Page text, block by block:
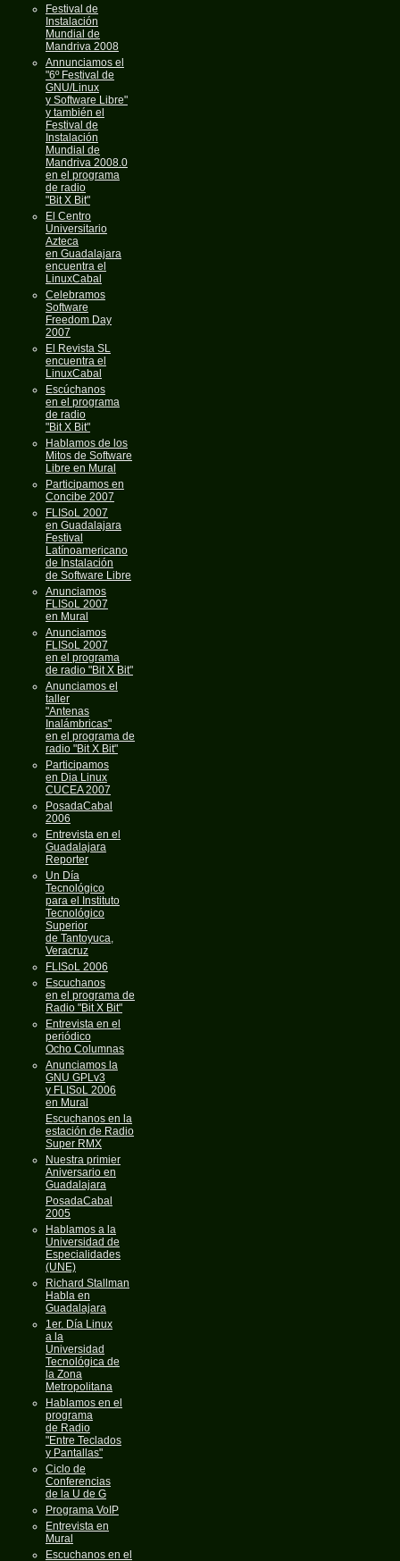
Festival de
Instalación
Mundial de
Mandriva 2008
Annunciamos el
"6º Festival de
GNU/Linux
y Software Libre"
y también el
Festival de
Instalación
Mundial de
Mandriva 2008.0
en el programa
de radio
"Bit X Bit"
El Centro
Universitario
Azteca
en Guadalajara
encuentra el
LinuxCabal
Celebramos
Software
Freedom Day
2007
El Revista SL
encuentra el
LinuxCabal
Escúchanos
en el programa
de radio
"Bit X Bit"
Hablamos de los
Mitos de Software
Libre en Mural
Participamos en
Concibe 2007
FLISoL 2007
en Guadalajara
Festival
Latínoamericano
de Instalación
de Software Libre
Anunciamos
FLISoL 2007
en Mural
Anunciamos
FLISoL 2007
en el programa
de radio "Bit X Bit"
Anunciamos el
taller
"Antenas
Inalámbricas"
en el programa de
radio "Bit X Bit"
Participamos
en Dia Linux
CUCEA 2007
PosadaCabal
2006
Entrevista en el
Guadalajara
Reporter
Un Día
Tecnológico
para el Instituto
Tecnológico
Superior
de Tantoyuca,
Veracruz
FLISoL 2006
Escuchanos
en el programa de
Radio "Bit X Bit"
Entrevista en el
periódico
Ocho Columnas
Anunciamos la
GNU GPLv3
y FLISoL 2006
en Mural
Escuchanos en la
estación de Radio
Super RMX
Nuestra primier
Aniversario en
Guadalajara
PosadaCabal
2005
Hablamos a la
Universidad de
Especialidades
(UNE)
Richard Stallman
Habla en
Guadalajara
1er. Día Linux
a la
Universidad
Tecnológica de
la Zona
Metropolitana
Hablamos en el
programa
de Radio
"Entre Teclados
y Pantallas"
Ciclo de
Conferencias
de la U de G
Programa VoIP
Entrevista en
Mural
Escuchanos en el